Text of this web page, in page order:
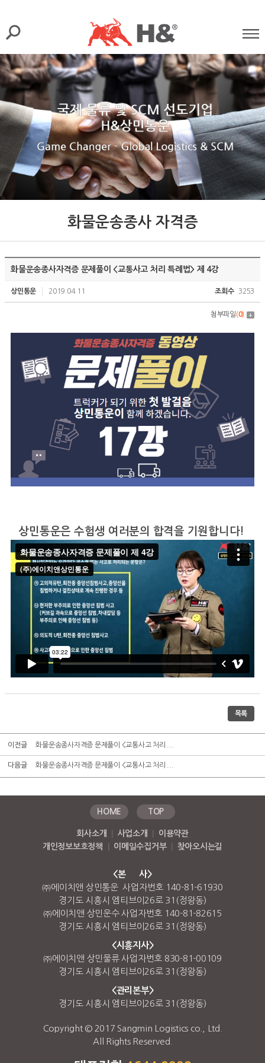
화물운송종사 자격증
화물운송종사자격증 문제풀이 <교통사고 처리 특례법> 제 4강
상민통운 2019.04.11 조회수 3253
첨부파일(0)
상민통운은 수험생 여러분의 합격을 기원합니다!
목록
이전글 화물운송종사자격증 문제풀이 <교통사고 처리 ...
다음글 화물운송종사자격증 문제풀이 <교통사고 처리 ...
HOME TOP
회사소개 사업소개
이용약관
개인정보보호정책
이메일수집거부 찾아오시는길
<본 사>
㈜에이치앤 상민통운 사업자번호 140-81-61930
경기도 시흥시 엠티브이26로 31(정왕동)
㈜에이치앤 상민운수 사업자번호 140-81-82615
경기도 시흥시 엠티브이26로 31(정왕동)
<시흥지사>
㈜에이치앤 상민물류 사업자번호 830-81-00109
경기도 시흥시 엠티브이26로 31(정왕동)
<관리본부>
경기도 시흥시 엠티브이26로 31(정왕동)
Copyright © 2017 Sangmin Logistics co., Ltd.
All Rights Reserved.